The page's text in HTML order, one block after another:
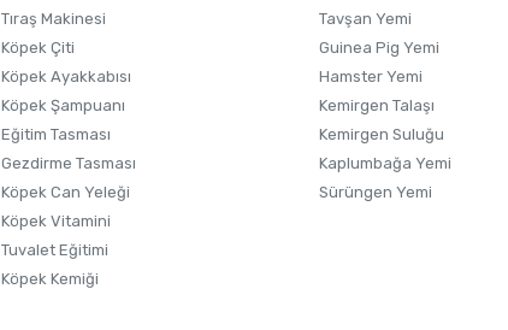
Gönder
Tıraş Makinesi
Köpek Çiti
Köpek Ayakkabısı
Köpek Şampuanı
Eğitim Tasması
Gezdirme Tasması
Köpek Can Yeleği
Köpek Vitamini
Tuvalet Eğitimi
Köpek Kemiği
Tavşan Yemi
Guinea Pig Yemi
Hamster Yemi
Kemirgen Talaşı
Kemirgen Suluğu
Kaplumbağa Yemi
Sürüngen Yemi